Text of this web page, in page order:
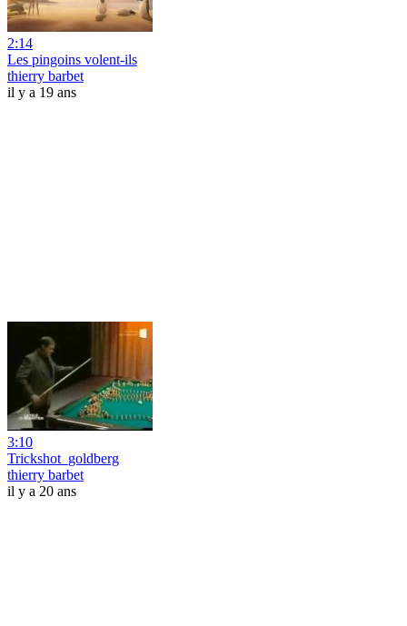
2:14
Les pingoins volent-ils
thierry barbet
il y a 19 ans
3:10
Trickshot_goldberg
thierry barbet
il y a 20 ans